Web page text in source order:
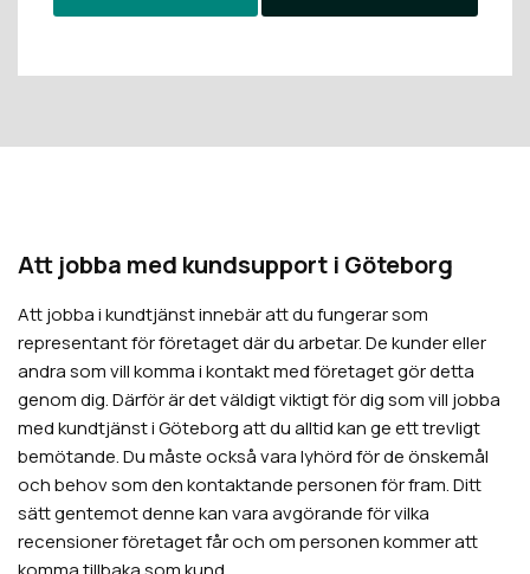
Att jobba med kundsupport i Göteborg
Att jobba i kundtjänst innebär att du fungerar som
representant för företaget där du arbetar. De kunder eller
andra som vill komma i kontakt med företaget gör detta
genom dig. Därför är det väldigt viktigt för dig som vill jobba
med kundtjänst i Göteborg att du alltid kan ge ett trevligt
bemötande. Du måste också vara lyhörd för de önskemål
och behov som den kontaktande personen för fram. Ditt
sätt gentemot denne kan vara avgörande för vilka
recensioner företaget får och om personen kommer att